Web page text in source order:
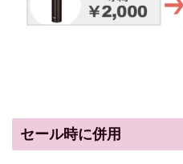
セール時に併用